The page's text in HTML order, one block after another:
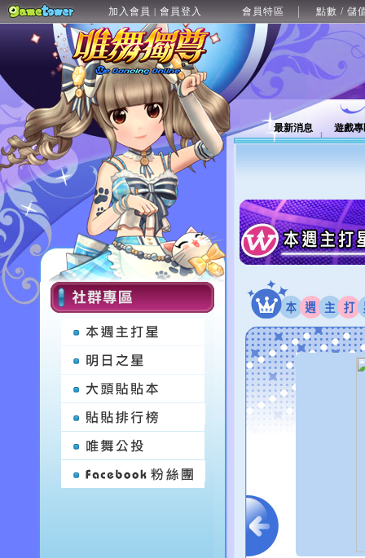
加入會員 | 會員登入 會員特區 點數 / 儲
最新消息 遊戲